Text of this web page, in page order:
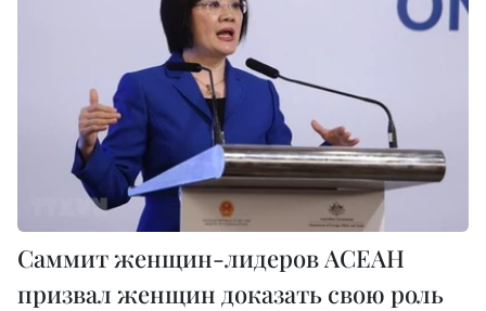
Саммит женщин-лидеров АСЕАН
призвал женщин доказать свою роль